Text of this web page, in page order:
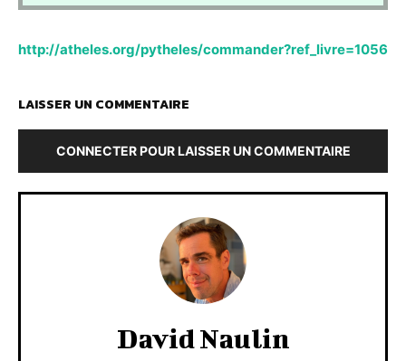
http://atheles.org/pytheles/commander?ref_livre=1056
LAISSER UN COMMENTAIRE
CONNECTER POUR LAISSER UN COMMENTAIRE
David Naulin